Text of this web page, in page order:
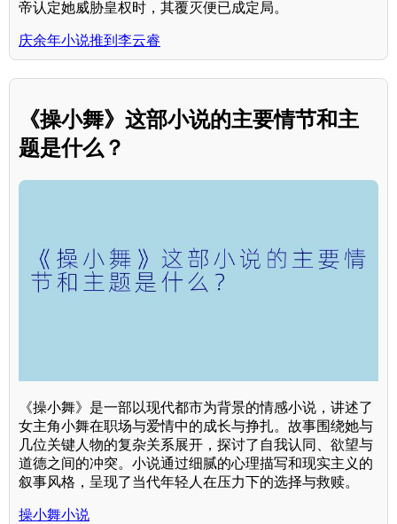
帝认定她威胁皇权时，其覆灭便已成定局。
庆余年小说推到李云睿
《操小舞》这部小说的主要情节和主
题是什么？
《操小舞》是一部以现代都市为背景的情感小说，讲述了
女主角小舞在职场与爱情中的成长与挣扎。故事围绕她与
几位关键人物的复杂关系展开，探讨了自我认同、欲望与
道德之间的冲突。小说通过细腻的心理描写和现实主义的
叙事风格，呈现了当代年轻人在压力下的选择与救赎。
操小舞小说